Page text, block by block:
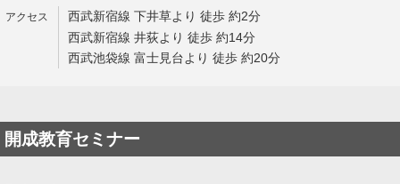
西武新宿線 下井草より 徒歩 約2分
西武新宿線 井荻より 徒歩 約14分
西武池袋線 富士見台より 徒歩 約20分
開成教育セミナー